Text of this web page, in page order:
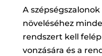
A
növeléséhez
rendszert kell
vonzására és a